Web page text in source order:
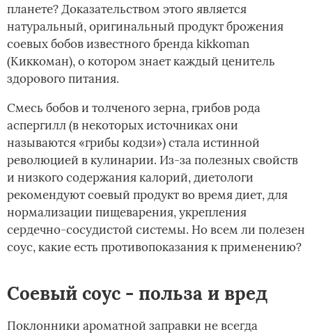
планете? Доказательством этого является
натуральный, оригинальный продукт брожения
соевых бобов известного бренда kikkoman
(Киккоман), о котором знает каждый ценитель
здорового питания.
Смесь бобов и толченого зерна, грибов рода
аспергилл (в некоторых источниках они
называются «грибы кодзи») стала истинной
революцией в кулинарии. Из-за полезных свойств
и низкого содержания калорий, диетологи
рекомендуют соевый продукт во время диет, для
нормализации пищеварения, укрепления
сердечно-сосудистой системы. Но всем ли полезен
соус, какие есть противопоказания к применению?
Соевый соус - польза и вред
Поклонники ароматной заправки не всегда